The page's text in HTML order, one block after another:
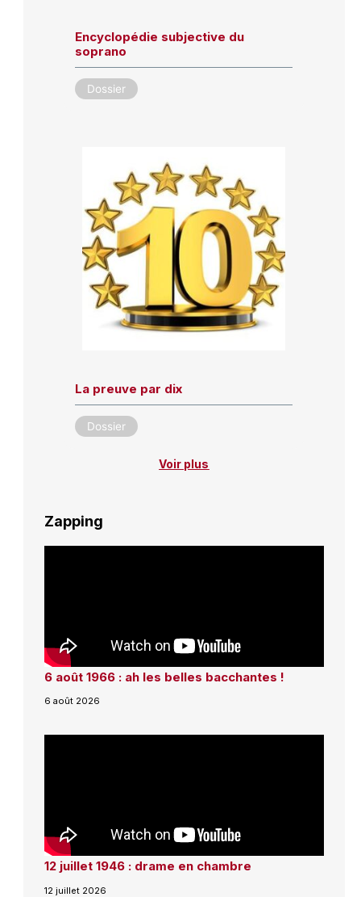
Encyclopédie subjective du
soprano
Dossier
La preuve par dix
Dossier
Voir plus
Zapping
6 août 1966 : ah les belles bacchantes !
6 août 2026
12 juillet 1946 : drame en chambre
12 juillet 2026